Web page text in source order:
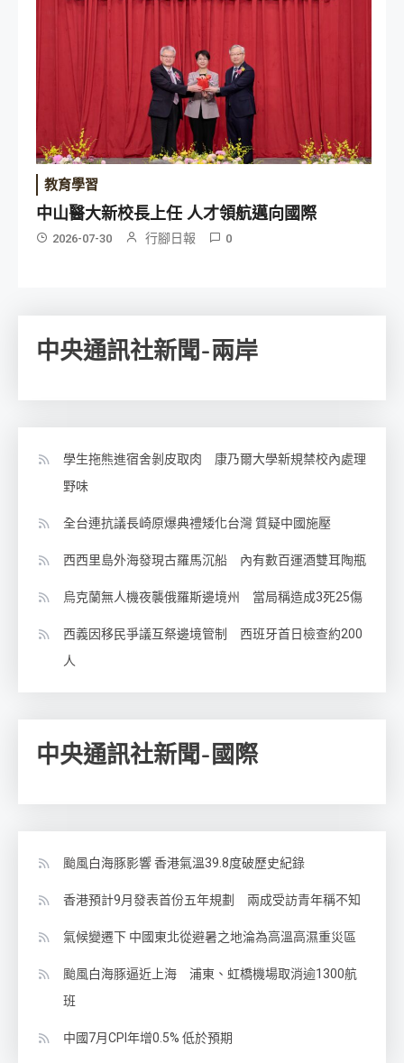
教育學習
中山醫大新校長上任 人才領航邁向國際
2026-07-30 行腳日報 0
中央通訊社新聞-兩岸
學生拖熊進宿舍剝皮取肉 康乃爾大學新規禁校內處理
野味
全台連抗議長崎原爆典禮矮化台灣 質疑中國施壓
西西里島外海發現古羅馬沉船 內有數百運酒雙耳陶瓶
烏克蘭無人機夜襲俄羅斯邊境州 當局稱造成3死25傷
西義因移民爭議互祭邊境管制 西班牙首日檢查約200
人
中央通訊社新聞-國際
颱風白海豚影響 香港氣溫39.8度破歷史紀錄
香港預計9月發表首份五年規劃 兩成受訪青年稱不知
氣候變遷下 中國東北從避暑之地淪為高溫高濕重災區
颱風白海豚逼近上海 浦東、虹橋機場取消逾1300航
班
中國7月CPI年增0.5% 低於預期